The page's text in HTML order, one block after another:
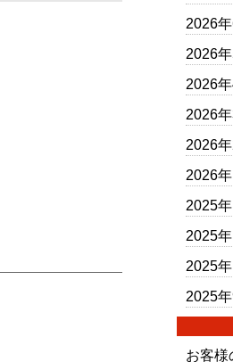
2026年
2026年
2026年
2026年
2026年
2026年
2025
2025
2025
2025年
お客様